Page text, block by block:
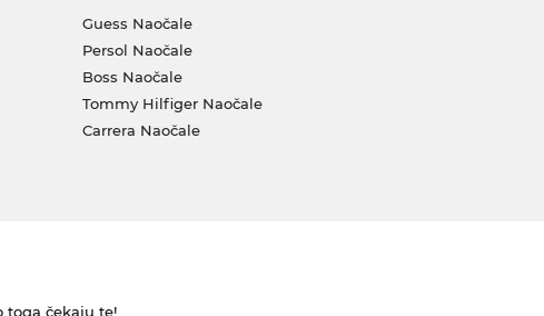
Guess Naočale
Persol Naočale
Boss Naočale
Tommy Hilfiger Naočale
Carrera Naočale
toga čekaju te!